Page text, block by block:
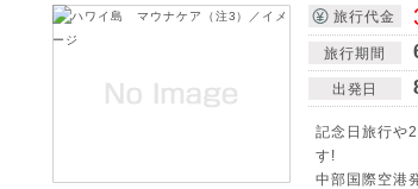
旅行代金
旅行期間
出発日
記念日旅行や
す!
中部国際空港